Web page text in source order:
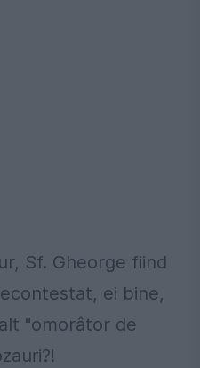
Sf. Gheorge fiind
ei bine,
"omorâtor de